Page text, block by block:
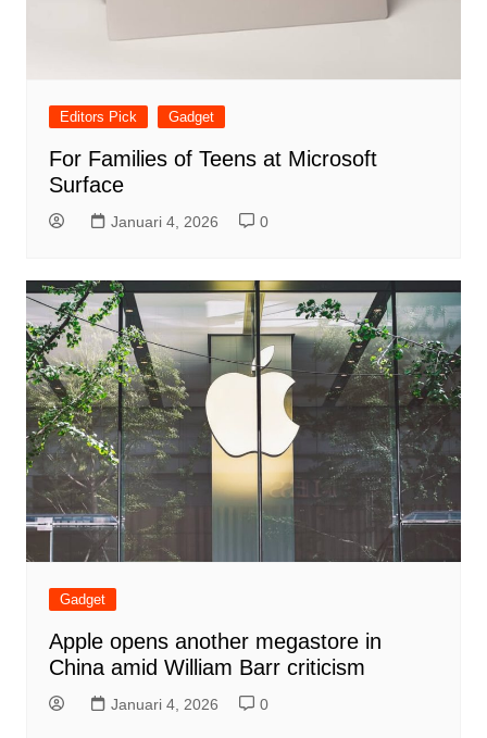
Editors Pick Gadget
For Families of Teens at Microsoft
Surface
Januari 4, 2026 0
Gadget
Apple opens another megastore in
China amid William Barr criticism
Januari 4, 2026 0